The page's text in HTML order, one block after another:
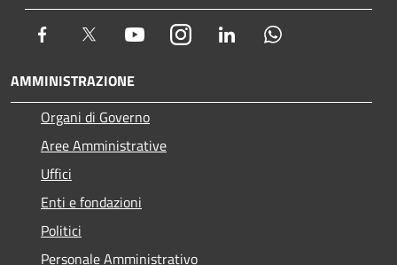
Facebook Twitter YoutubeInstagram LinkedIn
AMMINISTRAZIONE
Organi di Governo
Aree Amministrative
Uffici
Enti e fondazioni
Politici
Personale Amministrativo